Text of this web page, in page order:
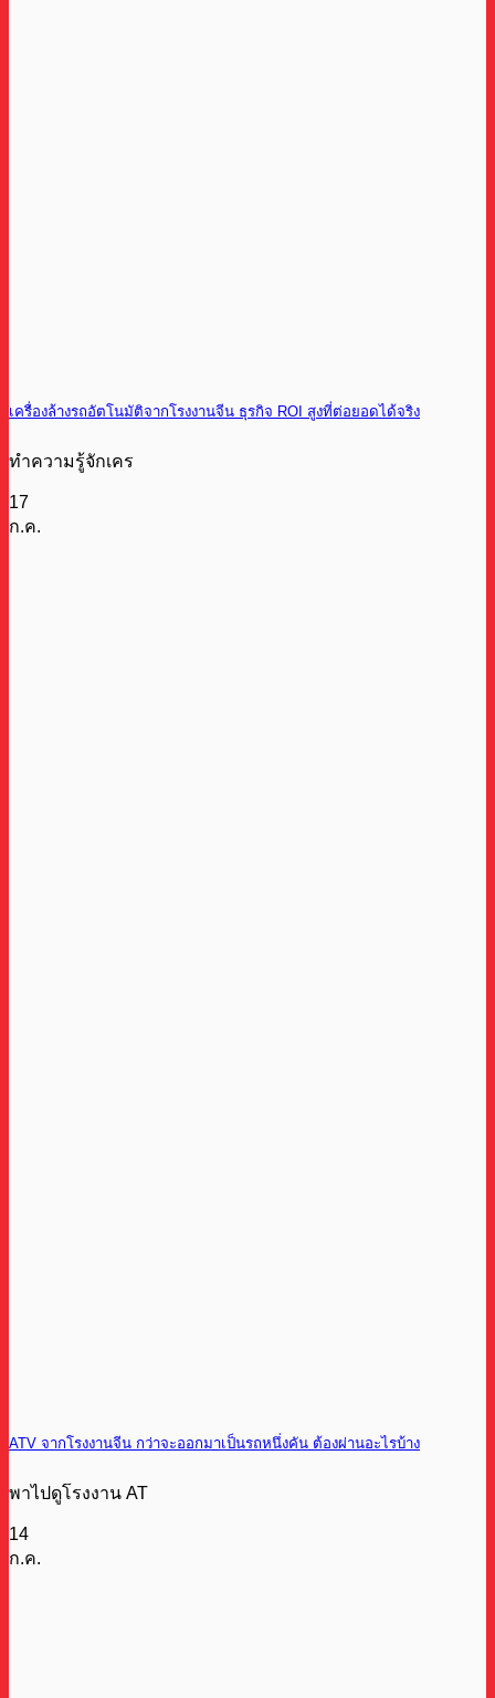
เครื่องล้างรถอัตโนมัติจากโรงงานจีน ธุรกิจ ROI สูงที่ต่อยอดได้จริง
ทำความรู้จักเคร
17
ก.ค.
ATV จากโรงงานจีน กว่าจะออกมาเป็นรถหนึ่งคัน ต้องผ่านอะไรบ้าง
พาไปดูโรงงาน AT
14
ก.ค.